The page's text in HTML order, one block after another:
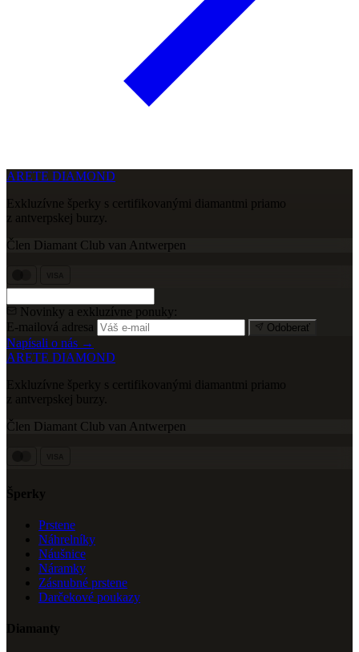
ARETE DIAMOND
Exkluzívne šperky s certifikovanými diamantmi priamo
z antverpskej burzy.
Člen Diamant Club van Antwerpen
Novinky a exkluzívne ponuky:
E-mailová adresa
Odoberať
Napísali o nás →
ARETE DIAMOND
Exkluzívne šperky s certifikovanými diamantmi priamo
z antverpskej burzy.
Člen Diamant Club van Antwerpen
Šperky
Prstene
Náhrelníky
Náušnice
Náramky
Zásnubné prstene
Darčekové poukazy
Diamanty